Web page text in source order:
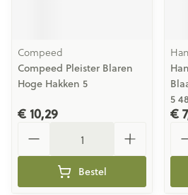
Compeed
Compeed Pleister Blaren
Hoge Hakken 5
€ 10,29
Bestel
5
€